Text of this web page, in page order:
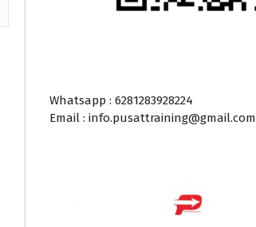
Whatsapp : 6281283928224
Email : info.pusattraining@gmail.com